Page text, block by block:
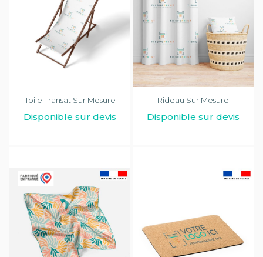
Toile Transat Sur Mesure
Disponible sur devis
Rideau Sur Mesure
Disponible sur devis